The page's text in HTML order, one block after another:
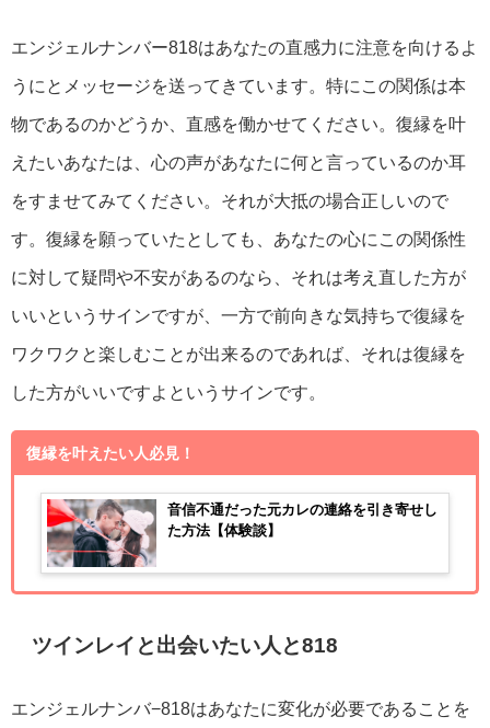
エンジェルナンバー818はあなたの直感力に注意を向けるよ
うにとメッセージを送ってきています。特にこの関係は本
物であるのかどうか、直感を働かせてください。復縁を叶
えたいあなたは、心の声があなたに何と言っているのか耳
をすませてみてください。それが大抵の場合正しいので
す。復縁を願っていたとしても、あなたの心にこの関係性
に対して疑問や不安があるのなら、それは考え直した方が
いいというサインですが、一方で前向きな気持ちで復縁を
ワクワクと楽しむことが出来るのであれば、それは復縁を
した方がいいですよというサインです。
復縁を叶えたい人必見！
音信不通だった元カレの連絡を引き寄せし
た方法【体験談】
ツインレイと出会いたい人と818
エンジェルナンバ−818はあなたに変化が必要であることを